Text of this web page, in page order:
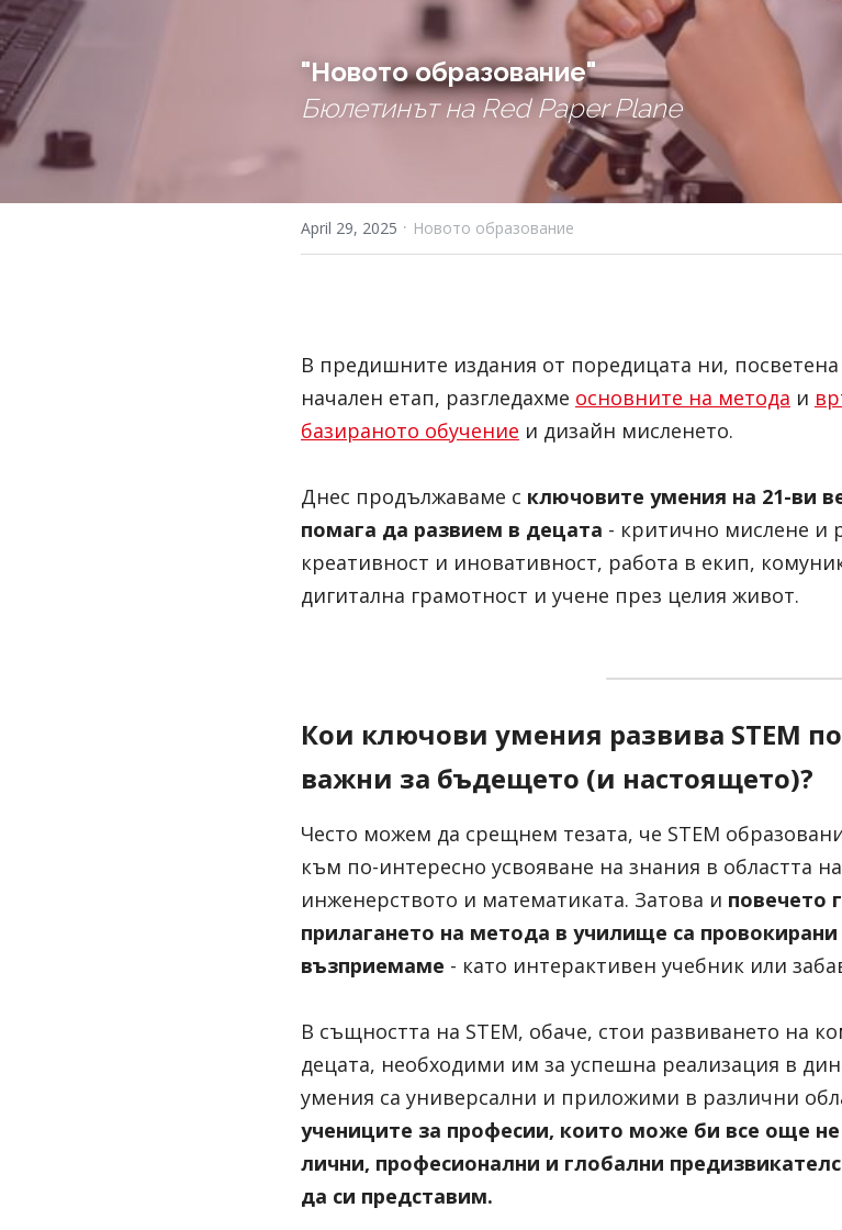
"Новото образование"
Бюлетинът на Red Paper Plane
April 29, 2025 · Новото образование
В предишните издания от поредицата ни, посветена
начален етап, разгледахме основните на метода и
базираното обучение и дизайн мисленето.
Днес продължаваме с ключовите умения на 21-ви
помага да развием в децата - критично мислене и
креативност и иновативност, работа в екип,
дигитална грамотност и учене през целия живот.
Кои ключови умения развива STEM
важни за бъдещето (и настоящето)?
Често можем да срещнем тезата, че STEM
към по-интересно усвояване на знания в областта
инженерството и математиката. Затова и повечето
прилагането на метода в училище са
възприемаме - като интерактивен учебник или
В същността на STEM, обаче, стои развиването на
децата, необходими им за успешна реализация в
умения са универсални и приложими в различни
учениците за професии, които може би все още
лични, професионални и глобални
да си представим.